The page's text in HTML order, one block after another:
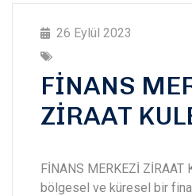
26 Eylül 2023
FİNANS
ZİRAAT
FİNANS MERKEZİ ZİRAAT
bölgesel ve küresel bir